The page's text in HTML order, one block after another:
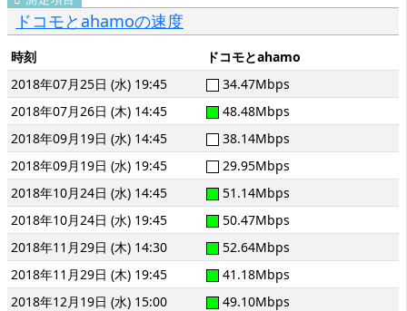
ドコモとahamoの速度
時刻
ドコモとahamo
2018年07月25日 (水) 19:45
34.47Mbps
2018年07月26日 (木) 14:45
48.48Mbps
2018年09月19日 (水) 14:45
38.14Mbps
2018年09月19日 (水) 19:45
29.95Mbps
2018年10月24日 (水) 14:45
51.14Mbps
2018年10月24日 (水) 19:45
50.47Mbps
2018年11月29日 (木) 14:30
52.64Mbps
2018年11月29日 (木) 19:45
41.18Mbps
2018年12月19日 (水) 15:00
49.10Mbps